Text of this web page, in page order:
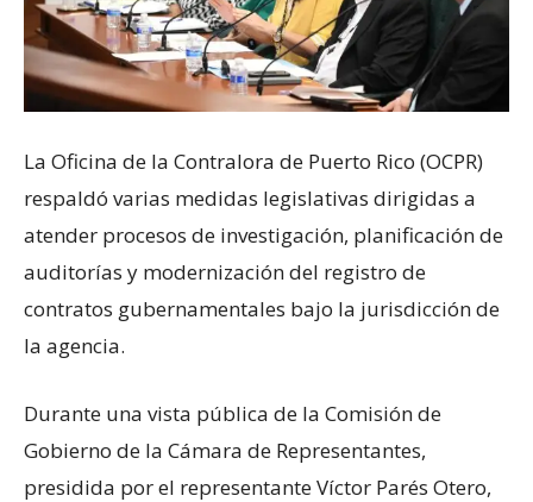
La Oficina de la Contralora de Puerto Rico (OCPR)
respaldó varias medidas legislativas dirigidas a
atender procesos de investigación, planificación de
auditorías y modernización del registro de
contratos gubernamentales bajo la jurisdicción de
la agencia.
Durante una vista pública de la Comisión de
Gobierno de la Cámara de Representantes,
presidida por el representante Víctor Parés Otero,